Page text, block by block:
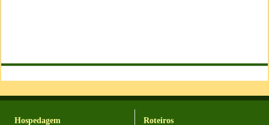
Hospedagem Roteiros